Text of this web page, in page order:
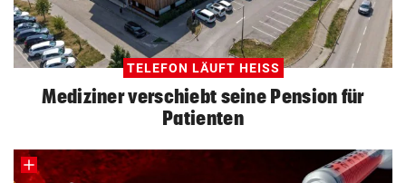
TELEFON LÄUFT HEISS
Mediziner verschiebt seine Pension für
Patienten